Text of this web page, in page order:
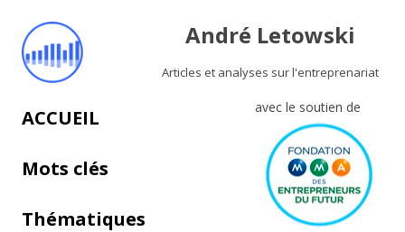
André Letowski
Articles et analyses sur l'entreprenariat
avec le soutien de
Aller au contenu principal
ACCUEIL
Mots clés
Thématiques